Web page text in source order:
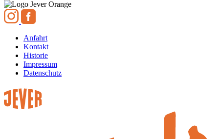
Anfahrt
Kontakt
Historie
Impressum
Datenschutz